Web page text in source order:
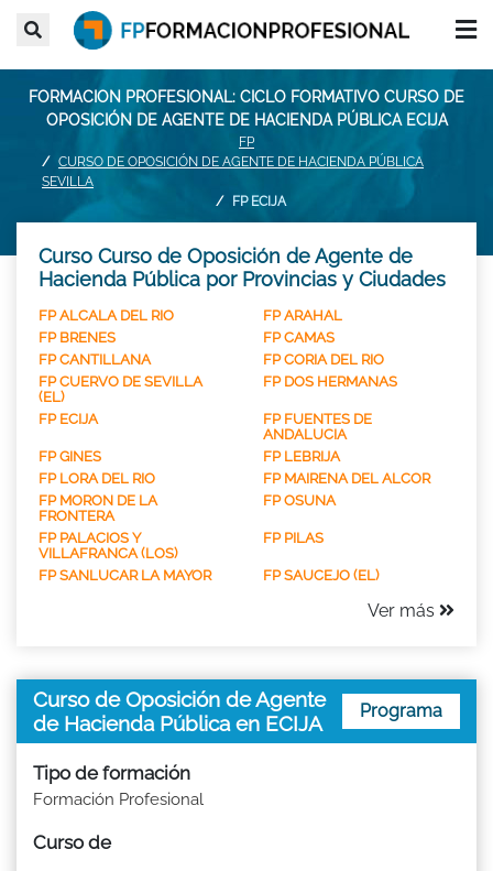
FORMACION PROFESIONAL: CICLO FORMATIVO CURSO DE
OPOSICIÓN DE AGENTE DE HACIENDA PÚBLICA ECIJA
FP
CURSO DE OPOSICIÓN DE AGENTE DE HACIENDA PÚBLICA
SEVILLA
FP ECIJA
Curso Curso de Oposición de Agente de
Hacienda Pública por Provincias y Ciudades
FP ALCALA DEL RIO
FP ARAHAL
FP BRENES
FP CAMAS
FP CANTILLANA
FP CORIA DEL RIO
FP CUERVO DE SEVILLA
(EL)
FP DOS HERMANAS
FP ECIJA
FP FUENTES DE
ANDALUCIA
FP GINES
FP LEBRIJA
FP LORA DEL RIO
FP MAIRENA DEL ALCOR
FP MORON DE LA
FRONTERA
FP OSUNA
FP PALACIOS Y
VILLAFRANCA (LOS)
FP PILAS
FP SANLUCAR LA MAYOR FP SAUCEJO (EL)
Ver más
Curso de Oposición de Agente
de Hacienda Pública en ECIJA
Programa
Tipo de formación
Formación Profesional
Curso de